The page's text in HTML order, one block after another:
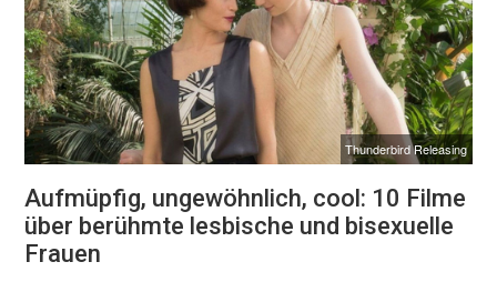
Thunderbird Releasing
Aufmüpfig, ungewöhnlich, cool: 10 Filme
über berühmte lesbische und bisexuelle
Frauen